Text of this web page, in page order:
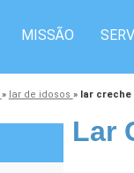
MISSÃO
» lar de idosos » lar creche
Lar